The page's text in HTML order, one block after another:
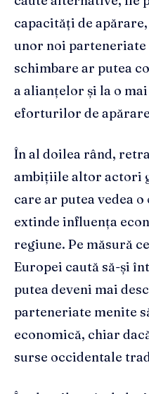
capacități de
unor noi parteneriate
schimbare ar putea
a alianțelor și la o
eforturilor de
În al doilea rând,
ambițiile altor actori
care ar putea vedea
extinde influența
regiune. Pe măsură
Europei caută să-și
putea deveni mai
parteneriate menite
economică, chiar
surse occidentale